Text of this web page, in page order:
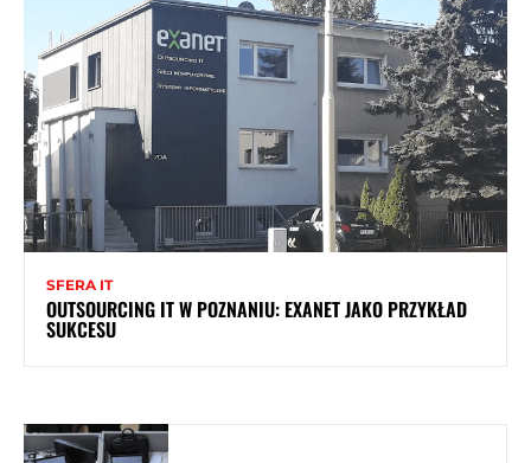
SFERA IT
OUTSOURCING IT W POZNANIU: EXANET JAKO PRZYKŁAD
SUKCESU